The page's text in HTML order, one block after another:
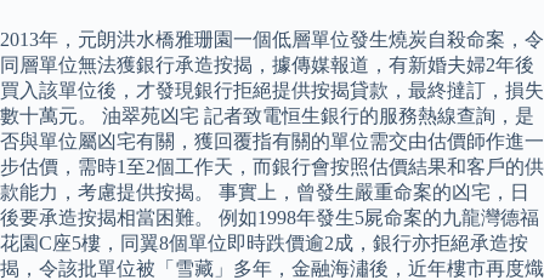
2013年，元朗洪水橋雅珊園一個低層單位發生燒炭自殺命案，令
同層單位無法獲銀行承造按揭，據傳媒報道，有新婚夫婦2年後
買入該單位後，才發現銀行拒絕提供按揭貸款，最終撻訂，損失
數十萬元。 油翠苑凶宅 記者致電恒生銀行的服務熱線查詢，是
否與單位屬凶宅有關，獲回覆指有關的單位需交由估價師作進一
步估價，需時1至2個工作天，而銀行會按照估價結果和客戶的供
款能力，考慮提供按揭。 事實上，曾發生嚴重命案的凶宅，日
後要承造按揭相當困難。 例如1998年發生5屍命案的九龍灣德福
花園C座5樓，同翼8個單位即時跌價逾2成，銀行亦拒絕承造按
揭，令該批單位被「雪藏」多年，金融海潚後，近年樓市再度熾